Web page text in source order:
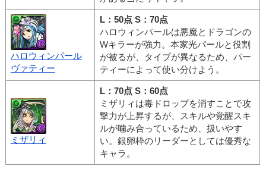
ハロウィンパール
ヴァティー
L：50点 S：70点
ハロウィンパールは悪魔とドラゴンの
Wキラーが強力。本家光パールと役割
が被るが、タイプが異なるため、パー
ティーによって使い分けよう。
ミザリィ
L：70点 S：60点
ミザリィは毒ドロップを消すことで攻
撃力が上昇するが、スキルや覚醒スキ
ルが噛み合っているため、扱いやす
い。銀卵枠のリーダーとしては優秀な
キャラ。